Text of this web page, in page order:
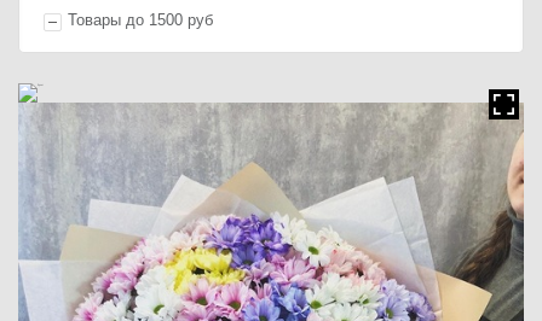
Товары до 1500 руб